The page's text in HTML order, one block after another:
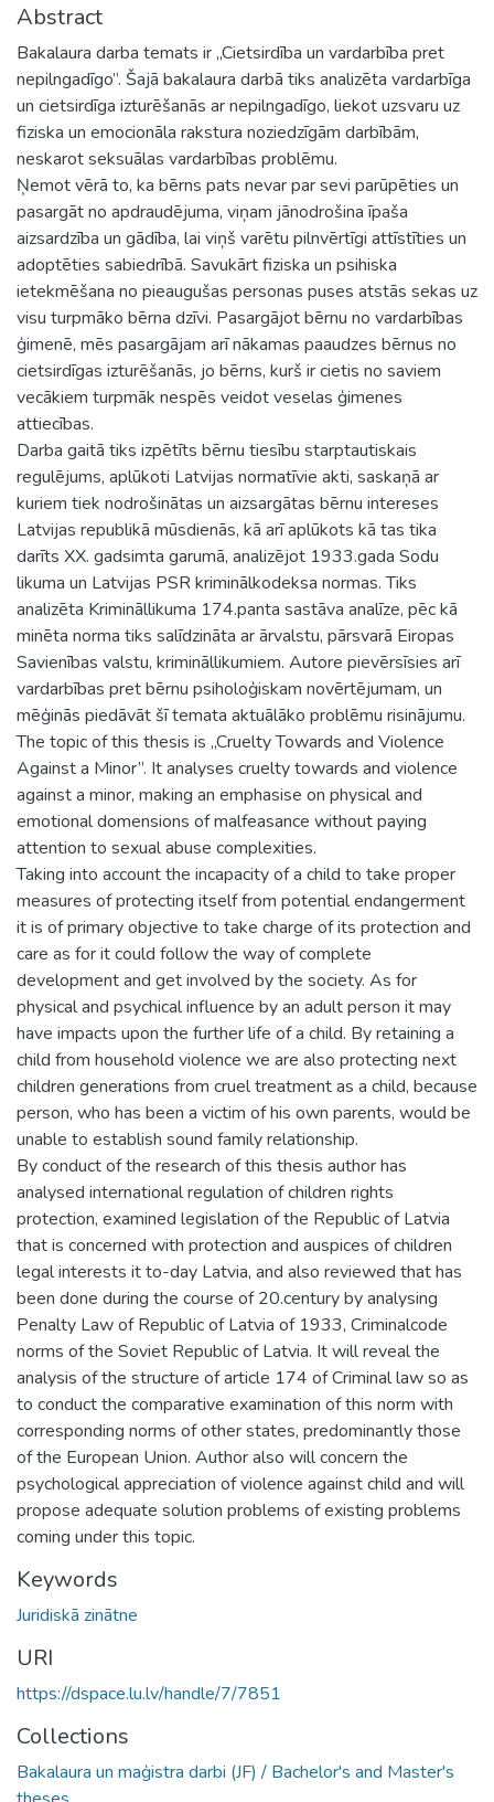
Abstract
Bakalaura darba temats ir „Cietsirdība un vardarbība pret
nepilngadīgo”. Šajā bakalaura darbā tiks analizēta vardarbīga
un cietsirdīga izturēšanās ar nepilngadīgo, liekot uzsvaru uz
fiziska un emocionāla rakstura noziedzīgām darbībām,
neskarot seksuālas vardarbības problēmu.
Ņemot vērā to, ka bērns pats nevar par sevi parūpēties un
pasargāt no apdraudējuma, viņam jānodrošina īpaša
aizsardzība un gādība, lai viņš varētu pilnvērtīgi attīstīties un
adoptēties sabiedrībā. Savukārt fiziska un psihiska
ietekmēšana no pieaugušas personas puses atstās sekas uz
visu turpmāko bērna dzīvi. Pasargājot bērnu no vardarbības
ģimenē, mēs pasargājam arī nākamas paaudzes bērnus no
cietsirdīgas izturēšanās, jo bērns, kurš ir cietis no saviem
vecākiem turpmāk nespēs veidot veselas ģimenes
attiecības.
Darba gaitā tiks izpētīts bērnu tiesību starptautiskais
regulējums, aplūkoti Latvijas normatīvie akti, saskaņā ar
kuriem tiek nodrošinātas un aizsargātas bērnu intereses
Latvijas republikā mūsdienās, kā arī aplūkots kā tas tika
darīts XX. gadsimta garumā, analizējot 1933.gada Sodu
likuma un Latvijas PSR kriminālkodeksa normas. Tiks
analizēta Krimināllikuma 174.panta sastāva analīze, pēc kā
minēta norma tiks salīdzināta ar ārvalstu, pārsvarā Eiropas
Savienības valstu, krimināllikumiem. Autore pievērsīsies arī
vardarbības pret bērnu psiholoģiskam novērtējumam, un
mēģinās piedāvāt šī temata aktuālāko problēmu risinājumu.
The topic of this thesis is „Cruelty Towards and Violence
Against a Minor”. It analyses cruelty towards and violence
against a minor, making an emphasise on physical and
emotional domensions of malfeasance without paying
attention to sexual abuse complexities.
Taking into account the incapacity of a child to take proper
measures of protecting itself from potential endangerment
it is of primary objective to take charge of its protection and
care as for it could follow the way of complete
development and get involved by the society. As for
physical and psychical influence by an adult person it may
have impacts upon the further life of a child. By retaining a
child from household violence we are also protecting next
children generations from cruel treatment as a child, because
person, who has been a victim of his own parents, would be
unable to establish sound family relationship.
By conduct of the research of this thesis author has
analysed international regulation of children rights
protection, examined legislation of the Republic of Latvia
that is concerned with protection and auspices of children
legal interests it to-day Latvia, and also reviewed that has
been done during the course of 20.century by analysing
Penalty Law of Republic of Latvia of 1933, Criminalcode
norms of the Soviet Republic of Latvia. It will reveal the
analysis of the structure of article 174 of Criminal law so as
to conduct the comparative examination of this norm with
corresponding norms of other states, predominantly those
of the European Union. Author also will concern the
psychological appreciation of violence against child and will
propose adequate solution problems of existing problems
coming under this topic.
Keywords
Juridiskā zinātne
URI
https://dspace.lu.lv/handle/7/7851
Collections
Bakalaura un maģistra darbi (JF) / Bachelor's and Master's